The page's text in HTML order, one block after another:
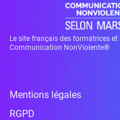
Le site français des formatrices
Communication NonViolente®
Mentions légales
RGPD